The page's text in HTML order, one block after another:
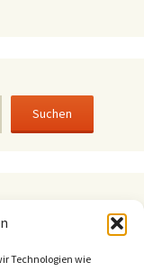
Technologien wie
Suchen
1